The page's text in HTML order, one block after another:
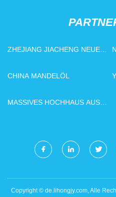
ZHEJIANG JIACHENG NEUES
CHINA MANDELÖL
MASSIVES HOCHHAUS AUS
Copyright © de.lihongjy.com, Alle